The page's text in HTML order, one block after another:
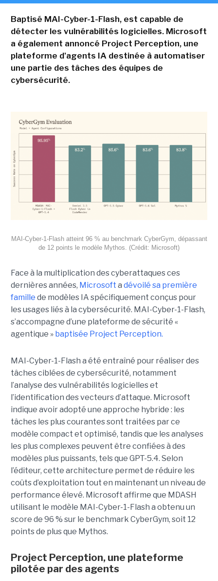
Baptisé MAI-Cyber-1-Flash, est capable de
détecter les vulnérabilités logicielles. Microsoft
a également annoncé Project Perception, une
plateforme d'agents IA destinée à automatiser
une partie des tâches des équipes de
cybersécurité.
MAI-Cyber-1-Flash atteint 96 % au benchmark CyberGym, dépassant
de 12 points le modèle Mythos. (Crédit: Microsoft)
Face à la multiplication des cyberattaques ces
dernières années, Microsoft a dévoilé sa première
famille de modèles IA spécifiquement conçus pour
les usages liés à la cybersécurité. MAI-Cyber-1-Flash,
s’accompagne d’une plateforme de sécurité «
agentique » baptisée Project Perception.
MAI-Cyber-1-Flash a été entraîné pour réaliser des
tâches ciblées de cybersécurité, notamment
l’analyse des vulnérabilités logicielles et
l’identification des vecteurs d’attaque. Microsoft
indique avoir adopté une approche hybride : les
tâches les plus courantes sont traitées par ce
modèle compact et optimisé, tandis que les analyses
les plus complexes peuvent être confiées à des
modèles plus puissants, tels que GPT-5.4. Selon
l’éditeur, cette architecture permet de réduire les
coûts d’exploitation tout en maintenant un niveau de
performance élevé. Microsoft affirme que MDASH
utilisant le modèle MAI-Cyber-1-Flash a obtenu un
score de 96 % sur le benchmark CyberGym, soit 12
points de plus que Mythos.
Project Perception, une plateforme
pilotée par des agents